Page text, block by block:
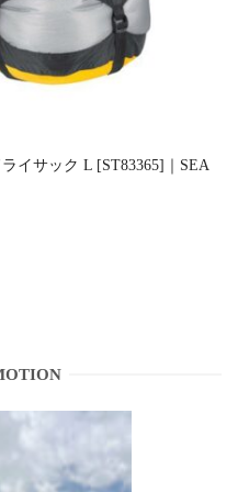
イサック L [ST83365]｜SEA